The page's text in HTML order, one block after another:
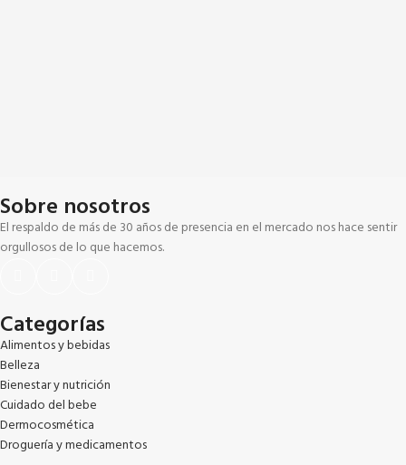
Sobre nosotros
El respaldo de más de 30 años de presencia en el mercado nos hace sentir
orgullosos de lo que hacemos.
Categorías
Alimentos y bebidas
Belleza
Bienestar y nutrición
Cuidado del bebe
Dermocosmética
Droguería y medicamentos